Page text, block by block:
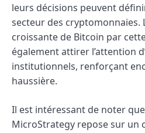
leurs décisions peuvent
secteur des cryptomonnaies.
croissante de Bitcoin par
également attirer l’attention
institutionnels, renforçant
haussière.
Il est intéressant de noter
MicroStrategy repose sur un